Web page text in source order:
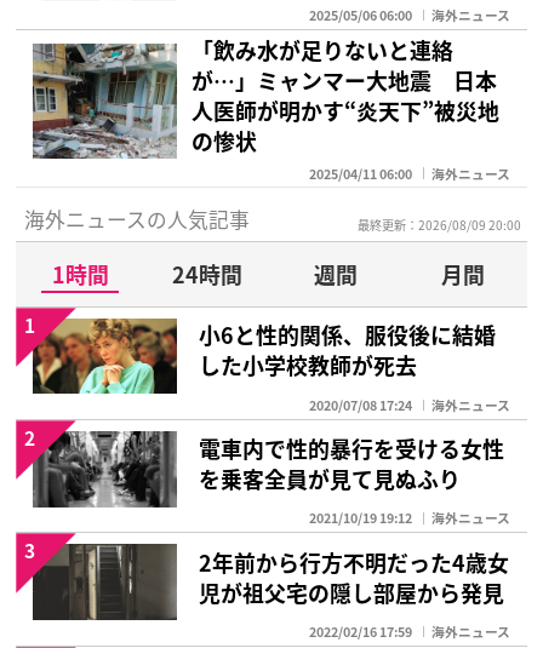
2025/05/06 06:00 海外ニュース
「飲み水が足りないと連絡
が…」ミャンマー大地震 日本
人医師が明かす“炎天下”被災地
の惨状
2025/04/11 06:00 海外ニュース
海外ニュースの人気記事 最終更新：2026/08/09 20:00
1時間 24時間 週間
月間
小6と性的関係、服役後に結婚
した小学校教師が死去
2020/07/08 17:24 海外ニュース
1
電車内で性的暴行を受ける女性
を乗客全員が見て見ぬふり
2021/10/19 19:12 海外ニュース
2
2年前から行方不明だった4歳女
児が祖父宅の隠し部屋から発見
2022/02/16 17:59 海外ニュース
3